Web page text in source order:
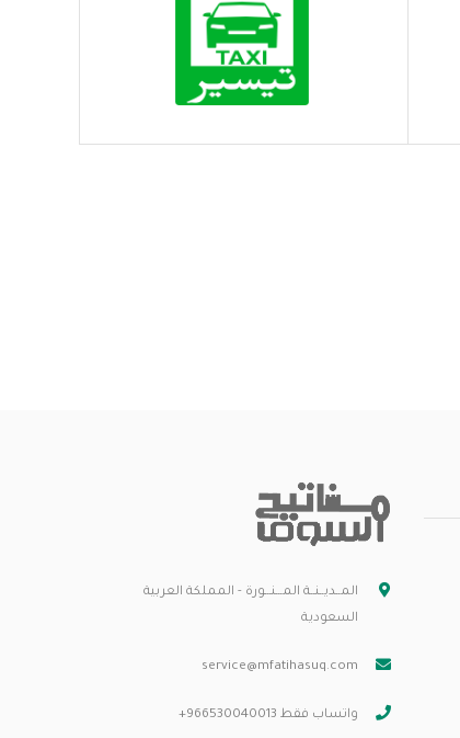
المــديــنــة المـــنـــورة - المملكة العربية
السعودية
service@mfatihasuq.com
واتساب فقط 966530040013+